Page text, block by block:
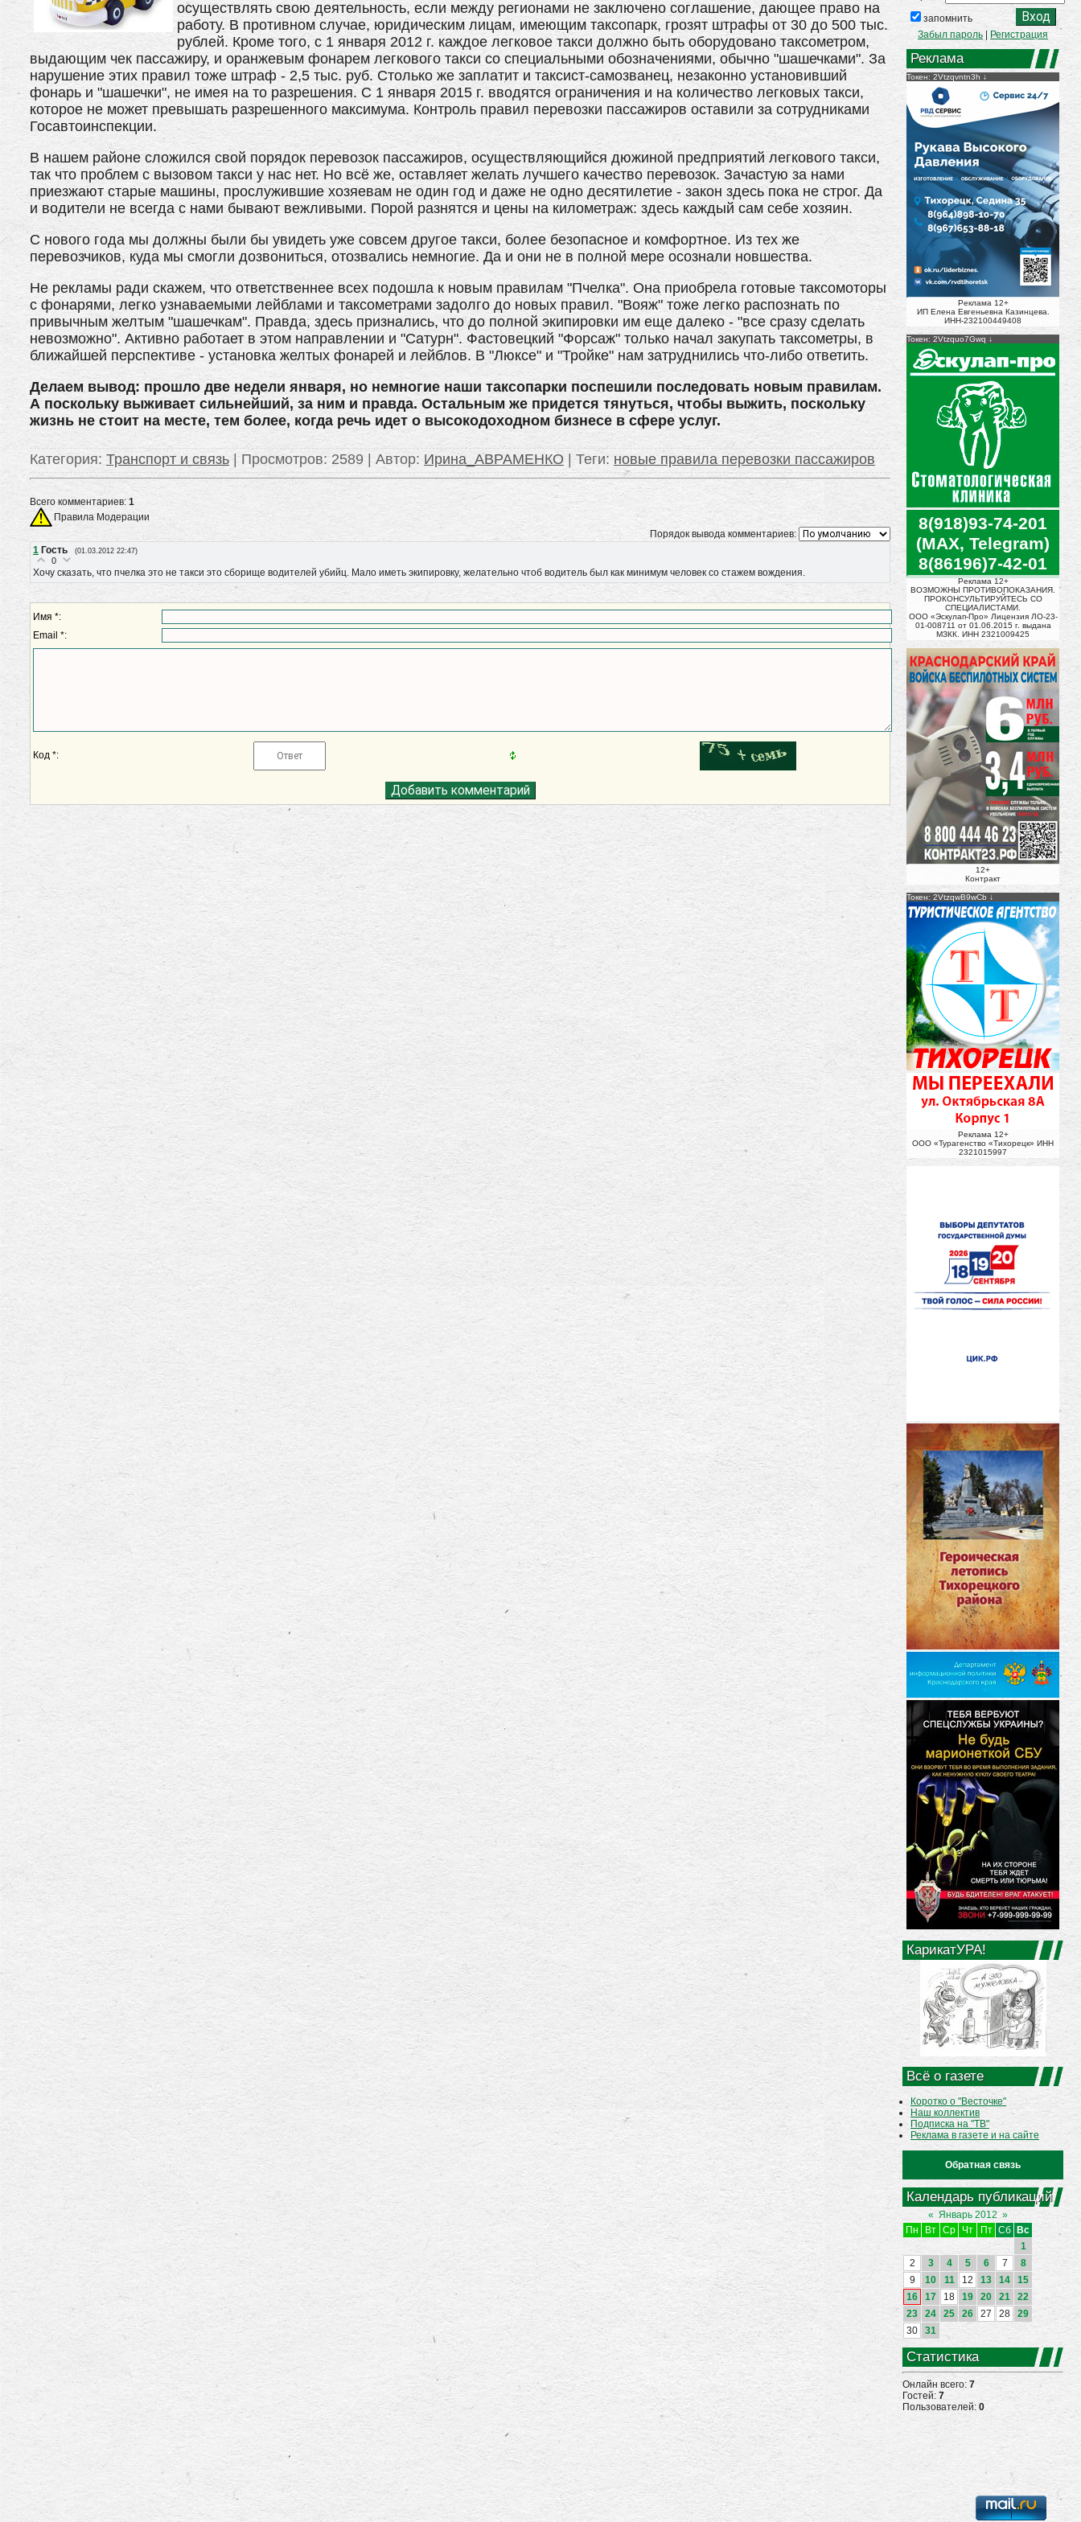
осуществлять свою деятельность, если между регионами не заключено соглашение, дающее право на
работу. В противном случае, юридическим лицам, имеющим таксопарк, грозят штрафы от 30 до 500 тыс.
рублей. Кроме того, с 1 января 2012 г. каждое легковое такси должно быть оборудовано таксометром,
выдающим чек пассажиру, и оранжевым фонарем легкового такси со специальными обозначениями, обычно "шашечками". За
нарушение этих правил тоже штраф - 2,5 тыс. руб. Столько же заплатит и таксист-самозванец, незаконно установивший
фонарь и "шашечки", не имея на то разрешения. С 1 января 2015 г. вводятся ограничения и на количество легковых такси,
которое не может превышать разрешенного максимума. Контроль правил перевозки пассажиров оставили за сотрудниками
Госавтоинспекции.
В нашем районе сложился свой порядок перевозок пассажиров, осуществляющийся дюжиной предприятий легкового такси,
так что проблем с вызовом такси у нас нет. Но всё же, оставляет желать лучшего качество перевозок. Зачастую за нами
приезжают старые машины, прослужившие хозяевам не один год и даже не одно десятилетие - закон здесь пока не строг. Да
и водители не всегда с нами бывают вежливыми. Порой разнятся и цены на километраж: здесь каждый сам себе хозяин.
С нового года мы должны были бы увидеть уже совсем другое такси, более безопасное и комфортное. Из тех же
перевозчиков, куда мы смогли дозвониться, отозвались немногие. Да и они не в полной мере осознали новшества.
Не рекламы ради скажем, что ответственнее всех подошла к новым правилам "Пчелка". Она приобрела готовые таксомоторы
с фонарями, легко узнаваемыми лейблами и таксометрами задолго до новых правил. "Вояж" тоже легко распознать по
привычным желтым "шашечкам". Правда, здесь признались, что до полной экипировки им еще далеко - "все сразу сделать
невозможно". Активно работает в этом направлении и "Сатурн". Фастовецкий "Форсаж" только начал закупать таксометры, в
ближайшей перспективе - установка желтых фонарей и лейблов. В "Люксе" и "Тройке" нам затруднились что-либо ответить.
Делаем вывод: прошло две недели января, но немногие наши таксопарки поспешили последовать новым правилам.
А поскольку выживает сильнейший, за ним и правда. Остальным же придется тянуться, чтобы выжить, поскольку
жизнь не стоит на месте, тем более, когда речь идет о высокодоходном бизнесе в сфере услуг.
Категория: Транспорт и связь |Просмотров: 2589 |Автор: Ирина_АВРАМЕНКО |Теги: новые правила перевозки пассажиров
Всего комментариев:1
Правила Модерации
Порядок вывода комментариев:
1 Гость (01.03.2012 22:47)
0
Хочу сказать, что пчелка это не такси это сборище водителей убийц. Мало иметь экипировку, желательно чтоб водитель был как минимум человек со стажем вождения.
Имя *:
Email *:
Код *:
запомнить
Забыл пароль
Регистрация
Реклама
Токен: 2Vtzqvntn3h
Реклама 12+
ИП Елена Евгеньевна Казинцева.
ИНН-232100449408
Токен: 2Vtzquo7Gwq
8(918)93-74-201
(MAX, Telegram)
8(86196)7-42-01
Реклама 12+
ВОЗМОЖНЫ ПРОТИВОПОКАЗАНИЯ.
ПРОКОНСУЛЬТИРУЙТЕСЬ СО
СПЕЦИАЛИСТАМИ.
ООО «Эскулап-Про» Лицензия ЛО-23-
01-008711 от 01.06.2015 г. выдана
МЗКК. ИНН 2321009425
12+
Контракт
Токен: 2VtzqwB9wCb
Реклама 12+
ООО «Турагенство «Тихорецк» ИНН
2321015997
КарикатУРА!
Всё о газете
Коротко о "Весточке"
Наш коллектив
Подписка на "ТВ"
Реклама в газете и на сайте
Обратная связь
Календарь публикаций
« Январь 2012 »
Пн
Вт Ср Чт Пт Сб
Вс
1
2
3 4 5 6 7
8
9
10 11 12 13 14
15
16
17 18 19 20 21
22
23
24 25 26 27 28
29
30
31
Статистика
Онлайн всего: 7
Гостей: 7
Пользователей: 0